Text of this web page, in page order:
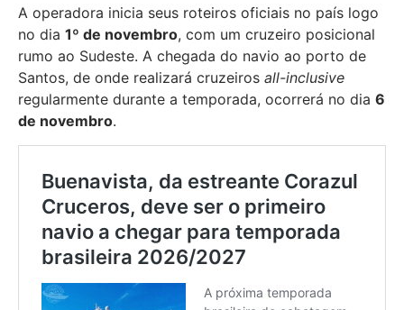
A operadora inicia seus roteiros oficiais no país logo
no dia 1º de novembro, com um cruzeiro posicional
rumo ao Sudeste. A chegada do navio ao porto de
Santos, de onde realizará cruzeiros all-inclusive
regularmente durante a temporada, ocorrerá no dia 6
de novembro.